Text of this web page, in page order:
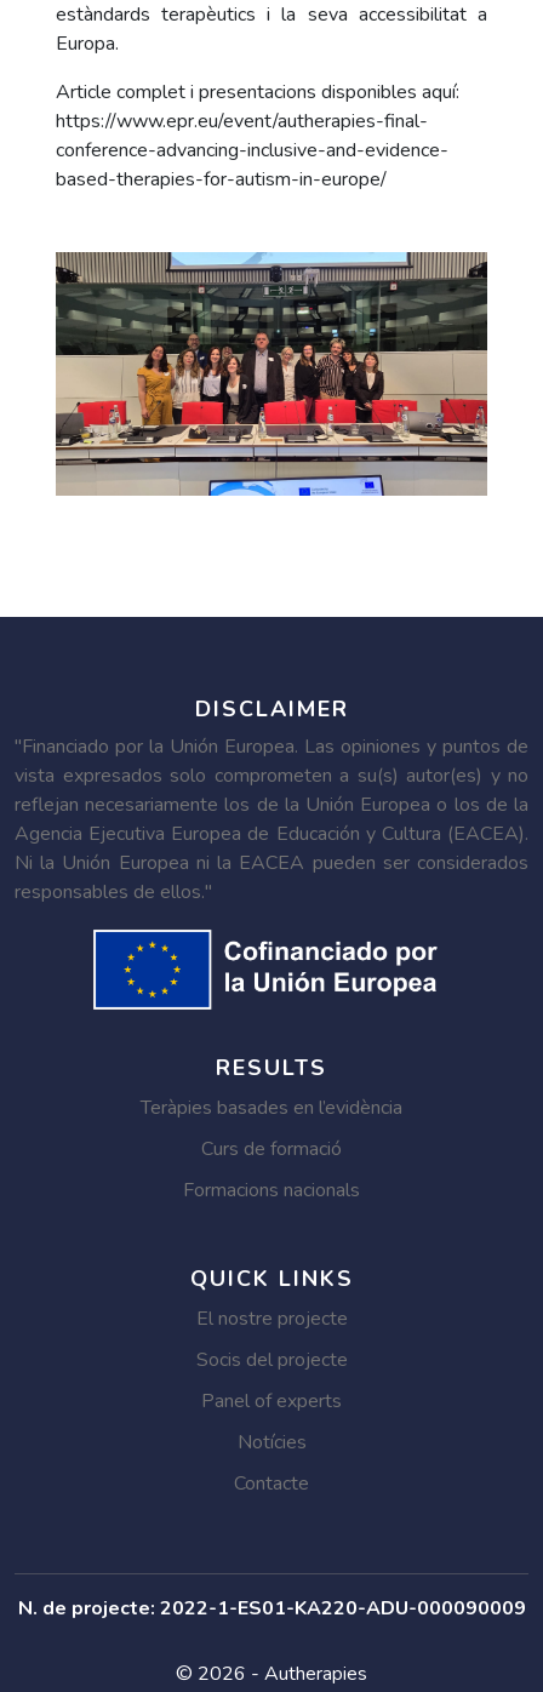
estàndards terapèutics i la seva accessibilitat a
Europa.
Article complet i presentacions disponibles aquí:
https://www.epr.eu/event/autherapies-final-
conference-advancing-inclusive-and-evidence-
based-therapies-for-autism-in-europe/
DISCLAIMER
"Financiado por la Unión Europea. Las opiniones y puntos de
vista expresados solo comprometen a su(s) autor(es) y no
reflejan necesariamente los de la Unión Europea o los de la
Agencia Ejecutiva Europea de Educación y Cultura (EACEA).
Ni la Unión Europea ni la EACEA pueden ser considerados
responsables de ellos."
RESULTS
Teràpies basades en l’evidència
Curs de formació
Formacions nacionals
QUICK LINKS
El nostre projecte
Socis del projecte
Panel of experts
Notícies
Contacte
N. de projecte: 2022-1-ES01-KA220-ADU-000090009
© 2026 - Autherapies